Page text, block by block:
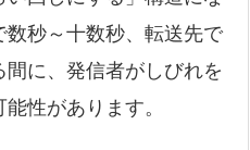
数秒～十数秒、転送先で
に、発信者がしびれを
性があります。